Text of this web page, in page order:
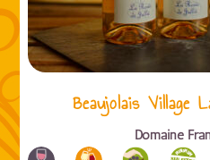
Beaujolais Village
Domaine